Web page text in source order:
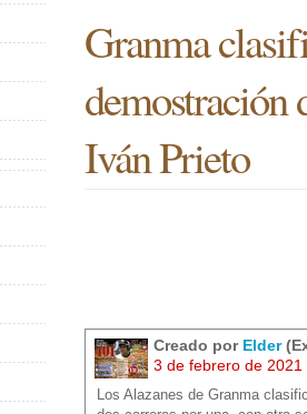
Granma
demostración
Iván Prieto
Creado por Elder
3 de febrero de
Los Alazanes de Granma